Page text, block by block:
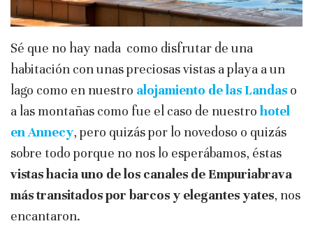
Sé que no hay nada como disfrutar de una
habitación con unas preciosas vistas a playa a un
lago como en nuestro alojamiento de las Landas o
a las montañas como fue el caso de nuestro hotel
en Annecy, pero quizás por lo novedoso o quizás
sobre todo porque no nos lo esperábamos, éstas
vistas hacia uno de los canales de Empuriabrava
más transitadospor barcos y elegantes yates, nos
encantaron.